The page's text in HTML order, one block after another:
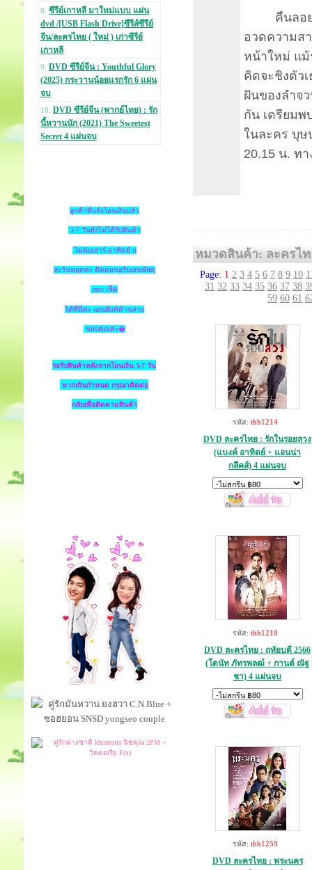
8. ซีรีย์เกาหลี มาใหม่แบบ แผ่น
dvd /[USB Flash Drive]ซีรีส์ซีรีย์
จีน/ละครไทย ( ใหม่ ) เก่าซีรีย์
เกาหลี
9. DVD ซีรีย์จีน : Youthful Glory
(2025) กระวานน้อยแรกรัก 6 แผ่น
จบ
10. DVD ซีรีย์จีน (พากย์ไทย) : รัก
นี้หวานนัก (2021) The Sweetest
Secret 4 แผ่นจบ
ลูกค้าที่แจ้งโอนเงินแล้ว
3-7 วันยังไม่ได้รับสินค้า
ไม่นับเสาร์-อาทิตย์ แ
ละวันหยุดค่ะ ติดต่อขอรับเลขพัสดุ
ems เช็ค
ได้ที่นี่ค่ะ แถบลิงค์ด้านล่าง
ขอบคุณค่ะ�
รอรับสินค้าหลังจากโอนเงิน 3-7 วัน
หากเกินกำหนด กรุณาติดต่อ
กลับเพื่อติดตามสินค้า
คืนลอยพ
อวดความส
หน้าใหม่ แม้
คิดจะชิงตัว
ฝันของลำจ
กัน เตรียมพ
ในละคร บุษ
20.15 น. ท
หมวดสินค้า: ละครไท
Page: 1 2 3 4 5 6 7 8 9 10
31 32 33 34 35 36 37 38
59 60 61
รหัส: thh1214
DVD ละครไทย : รักในรอยลวง
(แบงค์ อาทิตย์ + แอนน่า
กลึคส์) 4 แผ่นจบ
รหัส: thh1210
DVD ละครไทย : ฤทัยบดี 2566
(โดนัท ภัทรพลฒ์ + กานต์ ณัฐ
ชา) 4 แผ่นจบ
รหัส: thh1259
DVD ละครไทย : พระนคร